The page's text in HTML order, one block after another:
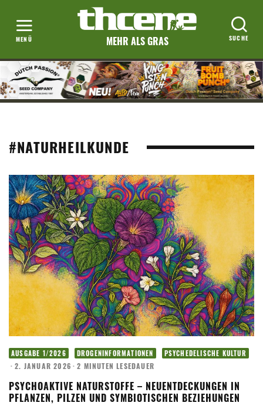
MEHR ALS GRAS
#NATURHEILKUNDE
AUSGABE 1/2026 DROGENINFORMATIONEN PSYCHEDELISCHE KULTUR
· 2. JANUAR 2026 · 2 MINUTEN LESEDAUER
PSYCHOAKTIVE NATURSTOFFE – NEUENTDECKUNGEN IN
PFLANZEN, PILZEN UND SYMBIOTISCHEN BEZIEHUNGEN